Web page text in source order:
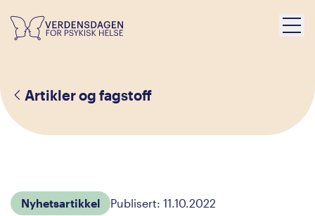
Artikler og fagstoff
Nyhetsartikkel Publisert: 11.10.2022